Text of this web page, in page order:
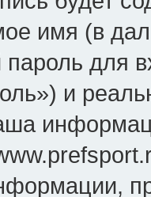
имя (в
для
и